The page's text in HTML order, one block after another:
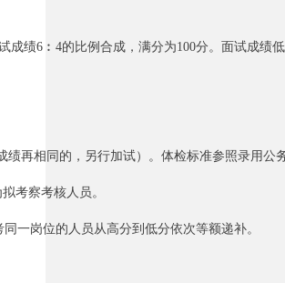
绩6︰4的比例合成，满分为100分。面试成绩低
再相同的，另行加试）。体检标准参照录用公
考察考核人员。
一岗位的人员从高分到低分依次等额递补。